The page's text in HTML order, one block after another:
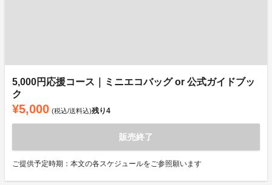
5,000円応援コース｜ミニエコバッグ or 公式ガイドブッ
ク
¥5,000 (税込/送料込)残り4
販売終了
ご提供予定時期：本文の各スケジュールをご参照願います